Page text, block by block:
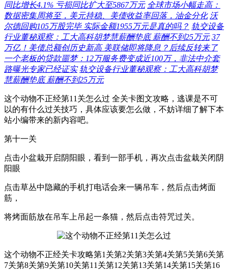
同比增长4.1% 亏损同比扩大至5867万元 全球市场小幅走高：
数据密集周将至，美元持稳、美债收益率回落，油金分化 沃
尔德回购105万股完毕 实际金额1955万元是真的吗？ 轨交设备
行业董秘观察：工大高科胡梦慧薪酬垫底 薪酬不到25万元 37
万亿！美债总额创历史新高 美联储即将降息？后续反转来了
一个老板的贷款噩梦：12万服务费变成近100万，非法中介套
路曝光专家已经证实 轨交设备行业董秘观察：工大高科胡梦
慧薪酬垫底 薪酬不到25万元
这个动物不正经第11关怎么过 全关卡图文攻略，逃课是不可
以的有什么过关技巧，具体应该要怎么做，不妨详细了解下本
站小编带来的新内容吧。
第十一关
点击小盆栽开启阴阳眼，看到一部手机，再次点击盆栽关闭阴
阳眼
点击草丛中隐藏的手机打电话会来一辆吊车，然后点击烤面
筋，
将烤面筋放在吊车上吊起一条猫，然后点击符咒过关。
这个动物不正经关卡攻略第1关第2关第3关第4关第5关第6关第
7关第8关第9关第10关第11关第12关第13关第14关第15关第16